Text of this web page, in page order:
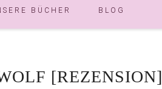
BÜCHER BLOG
[REZENSION]